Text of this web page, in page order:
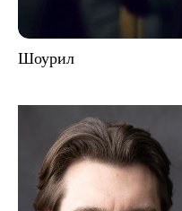
Шоурил